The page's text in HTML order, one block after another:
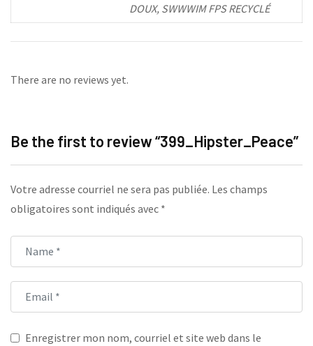
DOUX, SWWWIM FPS RECYCLÉ
There are no reviews yet.
Be the first to review “399_Hipster_Peace”
Votre adresse courriel ne sera pas publiée. Les champs
obligatoires sont indiqués avec *
Enregistrer mon nom, courriel et site web dans le